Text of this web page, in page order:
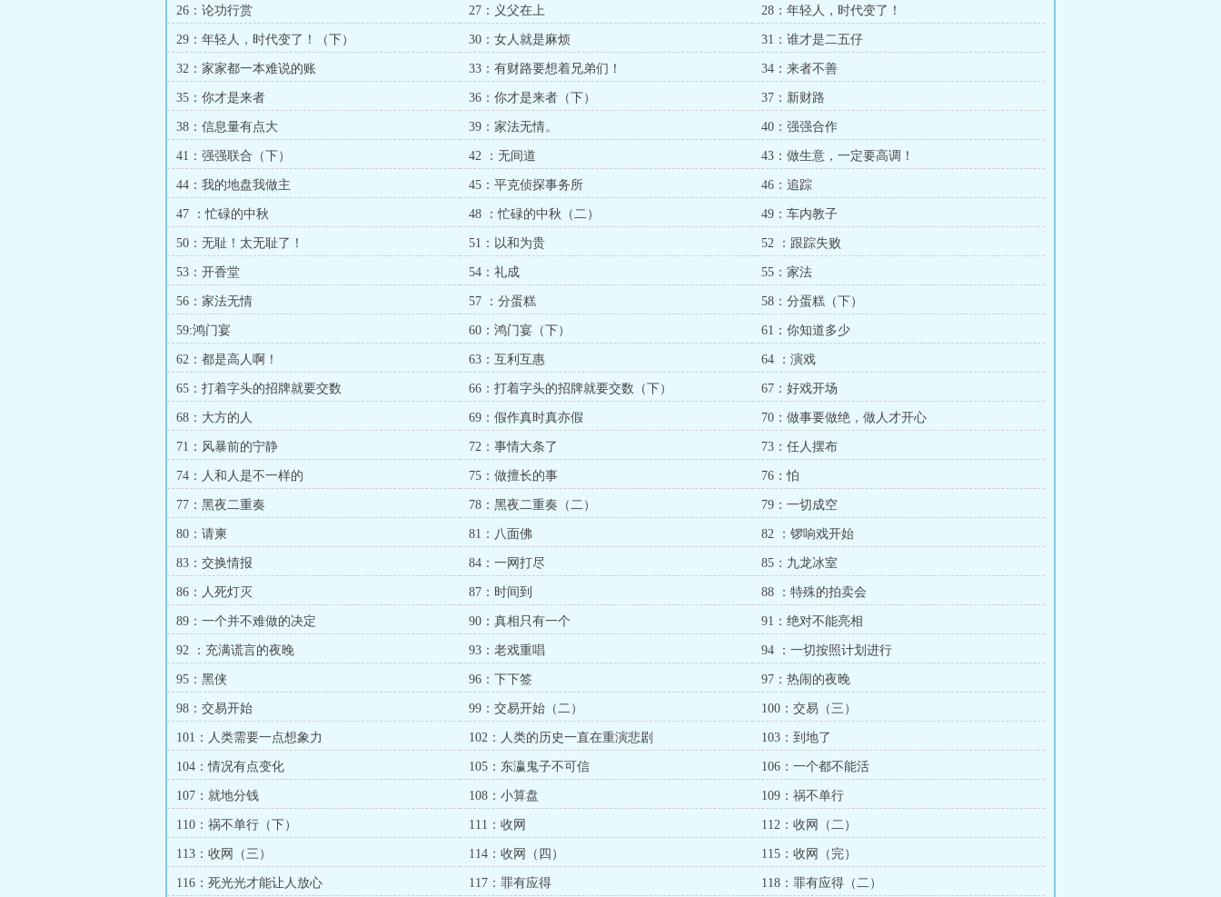
26：论功行赏 27：义父在上 28：年轻人，时代变了！
29：年轻人，时代变了！（下） 30：女人就是麻烦 31：谁才是二五仔
32：家家都一本难说的账 33：有财路要想着兄弟们！ 34：来者不善
35：你才是来者 36：你才是来者（下） 37：新财路
38：信息量有点大 39：家法无情。 40：强强合作
41：强强联合（下） 42 ：无间道 43：做生意，一定要高调！
44：我的地盘我做主 45：平克侦探事务所 46：追踪
47 ：忙碌的中秋 48 ：忙碌的中秋（二） 49：车内教子
50：无耻！太无耻了！ 51：以和为贵 52 ：跟踪失败
53：开香堂 54：礼成 55：家法
56：家法无情 57 ：分蛋糕 58：分蛋糕（下）
59:鸿门宴 60：鸿门宴（下） 61：你知道多少
62：都是高人啊！ 63：互利互惠 64 ：演戏
65：打着字头的招牌就要交数 66：打着字头的招牌就要交数（下） 67：好戏开场
68：大方的人 69：假作真时真亦假 70：做事要做绝，做人才开心
71：风暴前的宁静 72：事情大条了 73：任人摆布
74：人和人是不一样的 75：做擅长的事 76：怕
77：黑夜二重奏 78：黑夜二重奏（二） 79：一切成空
80：请柬 81：八面佛 82 ：锣响戏开始
83：交换情报 84：一网打尽 85：九龙冰室
86：人死灯灭 87：时间到 88 ：特殊的拍卖会
89：一个并不难做的决定 90：真相只有一个 91：绝对不能亮相
92 ：充满谎言的夜晚 93：老戏重唱 94 ：一切按照计划进行
95：黑侠 96：下下签 97：热闹的夜晚
98：交易开始 99：交易开始（二） 100：交易（三）
101：人类需要一点想象力 102：人类的历史一直在重演悲剧 103：到地了
104：情况有点变化 105：东瀛鬼子不可信 106：一个都不能活
107：就地分钱 108：小算盘 109：祸不单行
110：祸不单行（下） 111：收网 112：收网（二）
113：收网（三） 114：收网（四） 115：收网（完）
116：死光光才能让人放心 117：罪有应得 118：罪有应得（二）